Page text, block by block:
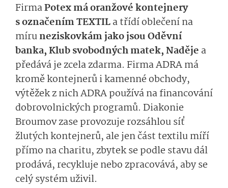
FirmaPotex má oranžové kontejnery
s označením TEXTILa třídí oblečení na
míruneziskovkám jako jsou Oděvní
banka, Klub svobodných matek, Naděje a
předává je zcela zdarma. Firma ADRA má
kromě kontejnerů i kamenné obchody,
výtěžek z nich ADRA používá na financování
dobrovolnických programů. Diakonie
Broumov zase provozuje rozsáhlou síť
žlutých kontejnerů, ale jen část textilu míří
přímo na charitu, zbytek se podle stavu dál
prodává, recykluje nebo zpracovává, aby se
celý systém uživil.